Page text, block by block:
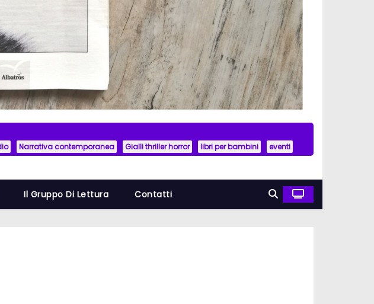
Narrativa contemporanea Gialli thriller horror libri per bambini eventi
Il Gruppo Di Lettura Contatti